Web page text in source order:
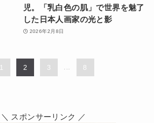
児。「乳白色の肌」で世界を魅了
した日本人画家の光と影
2026年2月8日
1 2 3 8
＼ スポンサーリンク ／